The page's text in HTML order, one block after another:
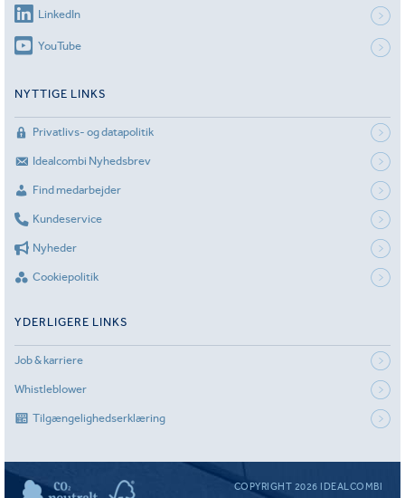
LinkedIn
YouTube
NYTTIGE LINKS
Privatlivs- og datapolitik
Idealcombi Nyhedsbrev
Find medarbejder
Kundeservice
Nyheder
Cookiepolitik
YDERLIGERE LINKS
Job & karriere
Whistleblower
Tilgængelighedserklæring
COPYRIGHT 2026 IDEALCOMBI